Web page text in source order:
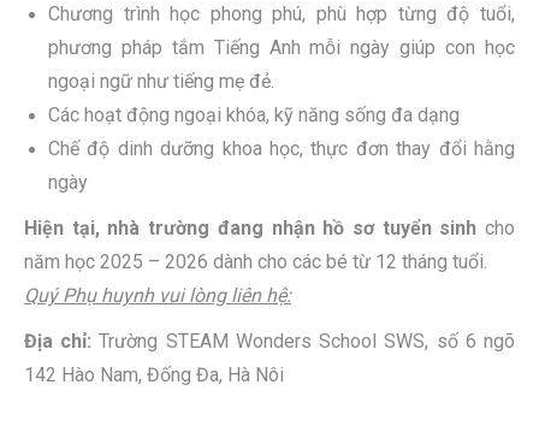
Chương trình học phong phú, phù hợp từng độ tuổi,
phương pháp tắm Tiếng Anh mỗi ngày giúp con học
ngoại ngữ như tiếng mẹ đẻ.
Các hoạt động ngoại khóa, kỹ năng sống đa dạng
Chế độ dinh dưỡng khoa học, thực đơn thay đổi hằng
ngày
Hiện tại, nhà trường đang nhận hồ sơ tuyển sinh cho
năm học 2025 – 2026 dành cho các bé từ 12 tháng tuổi.
Quý Phụ huynh vui lòng liên hệ:
Địa chỉ: Trường STEAM Wonders School SWS, số 6 ngõ
142 Hào Nam, Đống Đa, Hà Nôi